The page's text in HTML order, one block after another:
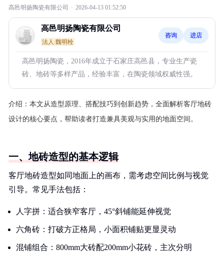
高邑明扬陶瓷有限公司 · 2026-04-13 01:52:50
高邑明扬陶瓷有限公司
法人:魏明栓
咨询 进店
高邑明扬陶瓷，2016年成立于石家庄高邑县，专业生产瓷
砖、地砖等多样产品，经验丰富，在陶瓷领域权威性强。
介绍： 本文从造型原理、搭配技巧到创新趋势，全面解析客厅地砖
设计的核心要点，帮助读者打造兼具美观与实用的地面空间。
一、地砖造型的基本逻辑
客厅地砖造型如同地面上的画布，需考虑空间比例与视觉
引导。常见手法包括：
人字拼：适合狭窄客厅，45°斜铺能延伸视觉
六角砖：打破方正格局，小面积铺贴更显灵动
混铺组合：800mm大砖配200mm小花砖，主次分明